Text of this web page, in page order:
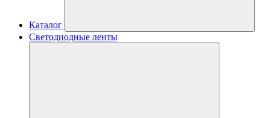
Каталог
Светодиодные ленты